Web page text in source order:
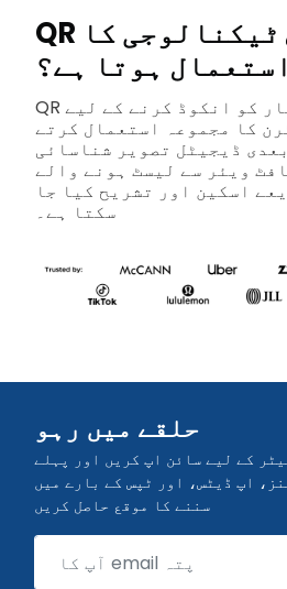
QR کوڈ کس ٹیکنالوجی کا
استعمال ہوتا ہے؟
QR کوڈز اعداد و شمار کو انکوڈ کرنے کے لیے
کا مجموعہ استعمال کرتے
ڈیجیٹل تصویر شناسائی
ویئر سے لیسٹ ہونے والے
اسکین اور تشریح کیا جا
سکتا ہے۔
حلقے میں رہو
کے لیے سائن اپ کریں اور پہلے
اپ ڈیٹس، اور ٹپس کے بارے میں
سننے کا موقع حاصل کریں